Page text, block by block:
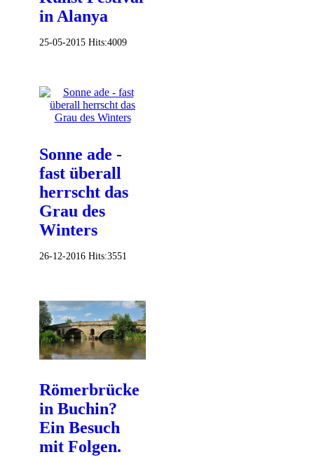
in Alanya
25-05-2015 Hits:4009
Sonne ade -
fast überall
herrscht das
Grau des
Winters
26-12-2016 Hits:3551
Römerbrücke
in Buchin?
Ein Besuch
mit Folgen.